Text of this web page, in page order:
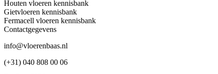
Houten vloeren kennisbank
Gietvloeren kennisbank
Fermacell vloeren kennisbank
Contactgegevens
info@vloerenbaas.nl
(+31) 040 808 00 06